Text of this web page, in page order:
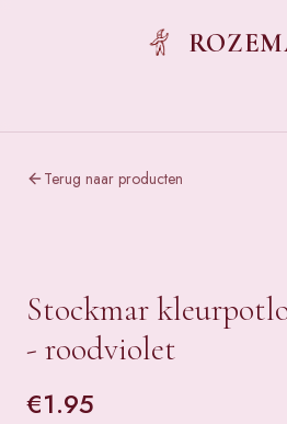
Terug naar producten
Stockmar
- roodviolet
€1.95